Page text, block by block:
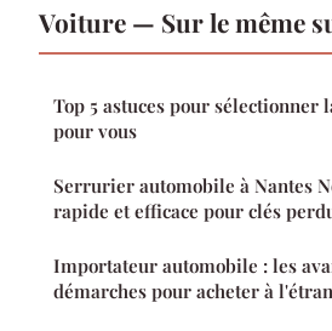
Voiture — Sur le même
Top 5 astuces pour sélectionner
pour vous
Serrurier automobile à Nantes
rapide et efficace pour clés
Importateur automobile : les
démarches pour acheter à